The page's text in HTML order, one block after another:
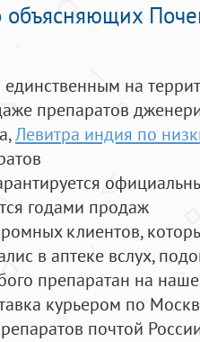
на
препаратов
,Левитра индия по
годами продаж
клиентов,
в аптеке вслух,
препаратан на
курьером по
почтой